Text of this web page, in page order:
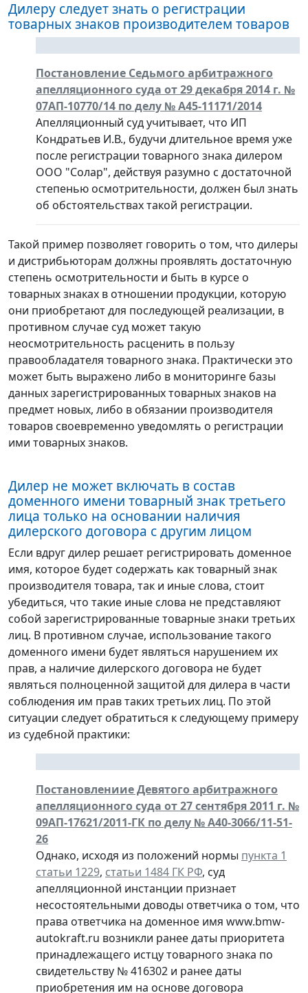
Дилеру следует знать о регистрации
товарных знаков производителем товаров
Постановление Седьмого арбитражного
апелляционного суда от 29 декабря 2014 г. №
07АП-10770/14 по делу № А45-11171/2014
Апелляционный суд учитывает, что ИП
Кондратьев И.В., будучи длительное время уже
после регистрации товарного знака дилером
ООО "Солар", действуя разумно с достаточной
степенью осмотрительности, должен был знать
об обстоятельствах такой регистрации.
Такой пример позволяет говорить о том, что дилеры
и дистрибьюторам должны проявлять достаточную
степень осмотрительности и быть в курсе о
товарных знаках в отношении продукции, которую
они приобретают для последующей реализации, в
противном случае суд может такую
неосмотрительность расценить в пользу
правообладателя товарного знака. Практически это
может быть выражено либо в мониторинге базы
данных зарегистрированных товарных знаков на
предмет новых, либо в обязании производителя
товаров своевременно уведомлять о регистрации
ими товарных знаков.
Дилер не может включать в состав
доменного имени товарный знак третьего
лица только на основании наличия
дилерского договора с другим лицом
Если вдруг дилер решает регистрировать доменное
имя, которое будет содержать как товарный знак
производителя товара, так и иные слова, стоит
убедиться, что такие иные слова не представляют
собой зарегистрированные товарные знаки третьих
лиц. В противном случае, использование такого
доменного имени будет являться нарушением их
прав, а наличие дилерского договора не будет
являться полноценной защитой для дилера в части
соблюдения им прав таких третьих лиц. По этой
ситуации следует обратиться к следующему примеру
из судебной практики:
Постановлениие Девятого арбитражного
апелляционного суда от 27 сентября 2011 г. №
09АП-17621/2011-ГК по делу № А40-3066/11-51-
26
Однако, исходя из положений нормы пункта 1
статьи 1229, статьи 1484 ГК РФ, суд
апелляционной инстанции признает
несостоятельными доводы ответчика о том, что
права ответчика на доменное имя www.bmw-
autokraft.ru возникли ранее даты приоритета
принадлежащего истцу товарного знака по
свидетельству № 416302 и ранее даты
приобретения им на основе договора